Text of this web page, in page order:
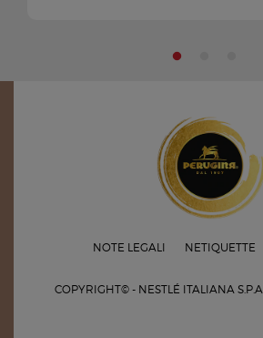
NOTE LEGALI NETIQUETTE
COPYRIGHT© - NESTLÉ ITALIANA S.P.A.